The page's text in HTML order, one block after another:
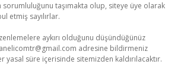
sorumluluğunu taşımakta olup, siteye üye olarak
etmiş sayılırlar.
aykırı olduğunu düşündüğünüz
adresine bildirmeniz
yasal süre içerisinde sitemizden kaldırılacaktır.